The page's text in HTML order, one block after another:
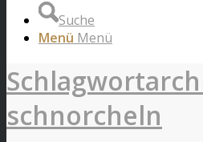
Suche
Menü Menü
schnorcheln